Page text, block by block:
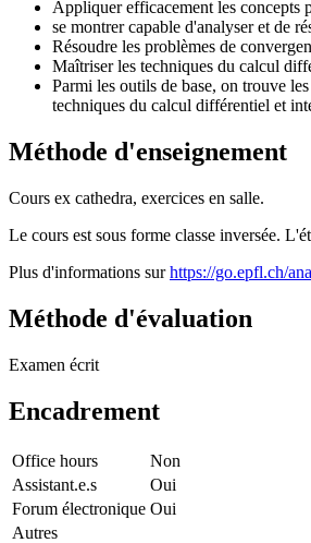
Appliquer efficacement les concepts
se montrer capable d'analyser et de
Résoudre les problèmes de
Maîtriser les techniques du calcul
Parmi les outils de base, on trouve
techniques du calcul différentiel et
Méthode d'enseignement
Cours ex cathedra, exercices en salle.
Le cours est sous forme classe inversée.
Plus d'informations surhttps://go.epfl.ch/
Méthode d'évaluation
Examen écrit
Encadrement
Office hours
Non
Assistant.e.s
Oui
Forum électronique Oui
Autres